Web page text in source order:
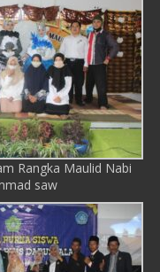
Rangka Maulid Nabi
saw